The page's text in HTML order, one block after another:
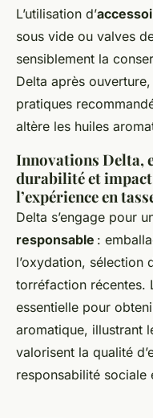
L’utilisation d’
sous vide ou valves
sensiblement la
Delta après
pratiques
altère les huiles
Innovations Delta,
durabilité et
l’expérience en
Delta s’engage pour
responsable :
l’oxydation, sélection
torréfaction récentes.
essentielle pour
aromatique, illustrant
valorisent la qualité
responsabilité sociale